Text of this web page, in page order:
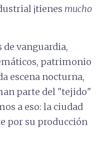
¡tienes mucho
vanguardia,
patrimonio
escena nocturna,
parte del "tejido"
a eso: la ciudad
por su producción